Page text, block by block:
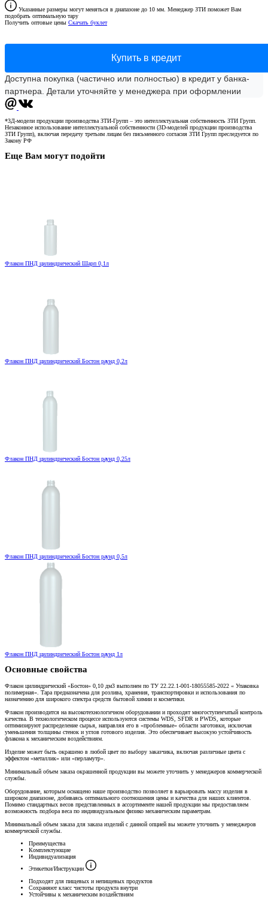
Указанные размеры могут меняться в диапазоне до 10 мм. Менеджер ЗТИ поможет Вам
подобрать оптимальную тару
Получить оптовые цены Скачать буклет
Купить в кредит
Доступна покупка (частично или полностью) в кредит у банка-
партнера. Детали уточняйте у менеджера при оформлении
*3Д-модели продукции производства ЗТИ-Групп – это интеллектуальная собственность ЗТИ Групп.
Незаконное использование интеллектуальной собственности (3D-моделей продукции производства
ЗТИ Групп), включая передачу третьим лицам без письменного согласия ЗТИ Групп преследуется по
Закону РФ
Еще Вам могут подойти
Флакон ПНД цилиндрический Шарп 0,1л
Флакон ПНД цилиндрический Бостон раунд 0,2л
Флакон ПНД цилиндрический Бостон раунд 0,25л
Флакон ПНД цилиндрический Бостон раунд 0,5л
Флакон ПНД цилиндрический Бостон раунд 1л
Основные свойства
Флакон цилиндрический «Бостон» 0,10 дм3 выполнен по ТУ 22.22.1-001-18055585-2022 « Упаковка
полимерная». Тара предназначена для розлива, хранения, транспортировки и использования по
назначению для широкого спектра средств бытовой химии и косметики.
Флакон производится на высокотехнологичном оборудовании и проходят многоступенчатый контроль
качества. В технологическом процессе используются системы WDS, SFDR и PWDS, которые
оптимизируют распределение сырья, направляя его в «проблемные» области заготовки, исключая
уменьшения толщины стенок и углов готового изделия. Это обеспечивает высокую устойчивость
флакона к механическим воздействиям.
Изделие может быть окрашено в любой цвет по выбору заказчика, включая различные цвета с
эффектом «металлик» или «перламутр».
Минимальный объем заказа окрашенной продукции вы можете уточнить у менеджеров коммерческой
службы.
Оборудование, которым оснащено наше производство позволяет в варьировать массу изделия в
широком диапазоне, добиваясь оптимального соотношения цены и качества для наших клиентов.
Помимо стандартных весов представленных в ассортименте нашей продукции мы предоставляем
возможность подбора веса по индивидуальным физико механическим параметрам.
Минимальный объем заказа для заказа изделий с данной опцией вы можете уточнить у менеджеров
коммерческой службы.
Преимущества
Комплектующие
Индивидуализация
Этикетки/Инструкции
Подходят для пищевых и непищевых продуктов
Сохраняют класс чистоты продукта внутри
Устойчивы к механическим воздействиям